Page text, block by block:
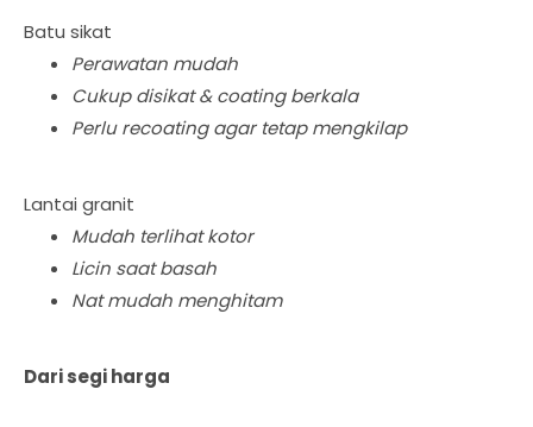
Batu sikat
Perawatan mudah
Cukup disikat & coating berkala
Perlu recoating agar tetap mengkilap
Lantai granit
Mudah terlihat kotor
Licin saat basah
Nat mudah menghitam
Dari segi harga